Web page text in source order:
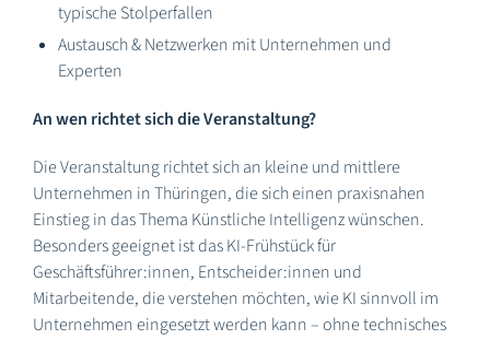
typische Stolperfallen
Austausch & Netzwerken mit Unternehmen und
Experten
An wen richtet sich die Veranstaltung?
Die Veranstaltung richtet sich an kleine und mittlere
Unternehmen in Thüringen, die sich einen praxisnahen
Einstieg in das Thema Künstliche Intelligenz wünschen.
Besonders geeignet ist das KI-Frühstück für
Geschäftsführer:innen, Entscheider:innen und
Mitarbeitende, die verstehen möchten, wie KI sinnvoll im
Unternehmen eingesetzt werden kann – ohne technisches